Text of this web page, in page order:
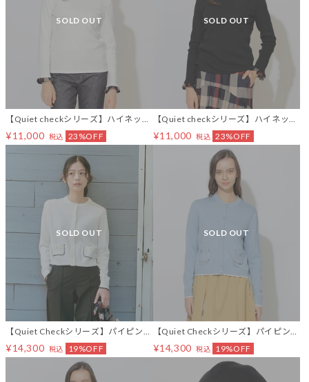
SOLD OUT
【Quiet checkシリーズ】ハイネック
インナー
¥11,000 税込 23%OFF
SOLD OUT
【Quiet checkシリーズ】ハイネック
インナー
¥11,000 税込 23%OFF
SOLD OUT
【Quiet Checkシリーズ】パイピング
カーディガン
¥14,300 税込 19%OFF
SOLD OUT
【Quiet Checkシリーズ】パイピング
カーディガン
¥14,300 税込 19%OFF